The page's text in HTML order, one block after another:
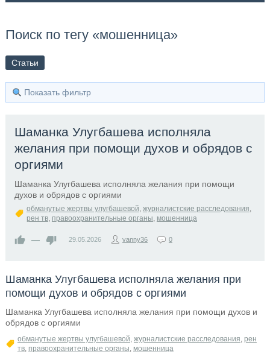
Поиск по тегу «мошенница»
Статьи
Показать фильтр
Шаманка Улугбашева исполняла
желания при помощи духов и обрядов с
оргиями
Шаманка Улугбашева исполняла желания при помощи
духов и обрядов с оргиями
обманутые жертвы улугбашевой, журналистские расследования,
рен тв, правоохранительные органы, мошенница
— 29.05.2026 vanny36 0
Шаманка Улугбашева исполняла желания при
помощи духов и обрядов с оргиями
Шаманка Улугбашева исполняла желания при помощи духов и
обрядов с оргиями
обманутые жертвы улугбашевой, журналистские расследования, рен
тв, правоохранительные органы, мошенница